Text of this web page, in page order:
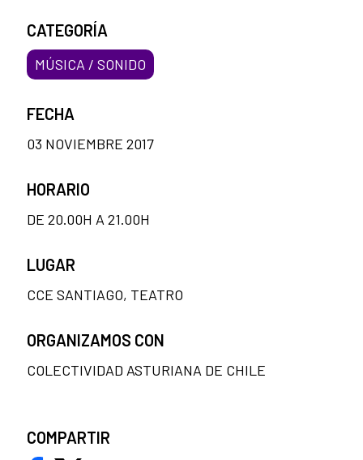
CATEGORÍA
MÚSICA / SONIDO
FECHA
03 NOVIEMBRE 2017
HORARIO
DE 20.00H A 21.00H
LUGAR
CCE SANTIAGO, TEATRO
ORGANIZAMOS CON
COLECTIVIDAD ASTURIANA DE CHILE
COMPARTIR